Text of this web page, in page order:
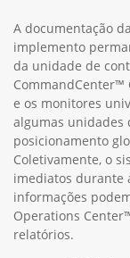
A documentação
implemento
da unidade de
CommandCenter™
e os monitores
algumas unidades
posicionamento
Coletivamente, o
imediatos durante
informações
Operations
relatórios.